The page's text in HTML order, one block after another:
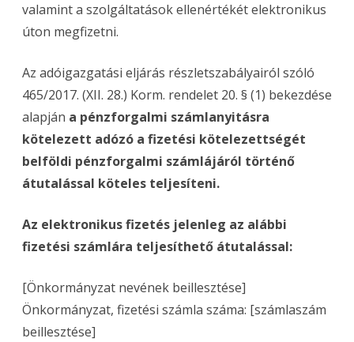
valamint a szolgáltatások ellenértékét elektronikus
úton megfizetni.
Az adóigazgatási eljárás részletszabályairól szóló
465/2017. (XII. 28.) Korm. rendelet 20. § (1) bekezdése
alapján a pénzforgalmi számlanyitásra
kötelezett adózó a fizetési kötelezettségét
belföldi pénzforgalmi számlájáról történő
átutalással köteles teljesíteni.
Az elektronikus fizetés jelenleg az alábbi
fizetési számlára teljesíthető átutalással:
[Önkormányzat nevének beillesztése]
Önkormányzat, fizetési számla száma: [számlaszám
beillesztése]